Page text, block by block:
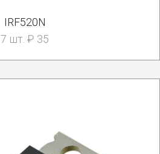
IRF520N
7 шт. ₽ 35